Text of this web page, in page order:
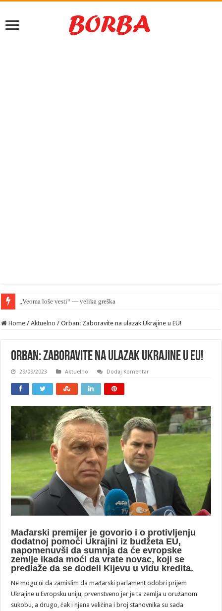
„Veoma loše vesti“ — velika greška Palantira u Rusiji
Home / Aktuelno / Orban: Zaboravite na ulazak Ukrajine u EU!
Orban: Zaboravite na ulazak Ukrajine u EU!
29/09/2023 Aktuelno Dodaj Komentar
Mađarski premijer je govorio i o protivljenju
dodatnoj pomoći Ukrajini iz budžeta EU,
napomenuvši da sumnja da će evropske
zemlje ikada moći da vrate novac, koji se
predlaže da se dodeli Kijevu u vidu kredita.
Ne mogu ni da zamislim da mađarski parlament odobri prijem
Ukrajine u Evropsku uniju, prvenstveno jer je ta zemlja u oružanom
sukobu, a drugo, čak i njena veličina i broj stanovnika su sada